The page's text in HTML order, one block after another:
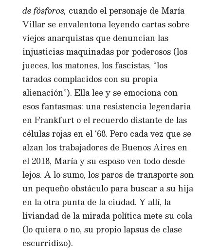
de fósforos, cuando el personaje de María
Villar se envalentona leyendo cartas sobre
viejos anarquistas que denuncian las
injusticias maquinadas por poderosos (los
jueces, los matones, los fascistas, “los
tarados complacidos con su propia
alienación”). Ella lee y se emociona con
esos fantasmas: una resistencia legendaria
en Frankfurt o el recuerdo distante de las
células rojas en el ‘68. Pero cada vez que se
alzan los trabajadores de Buenos Aires en
el 2018, María y su esposo ven todo desde
lejos. A lo sumo, los paros de transporte son
un pequeño obstáculo para buscar a su hija
en la otra punta de la ciudad. Y allí, la
liviandad de la mirada política mete su cola
(lo quiera o no, su propio lapsus de clase
escurridizo).